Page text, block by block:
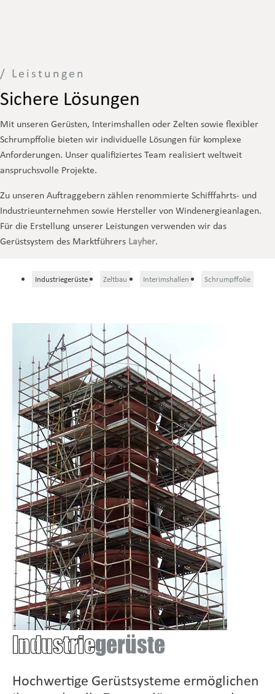
/ Leistungen
Sichere Lösungen
Mit unseren Gerüsten, Interimshallen oder Zelten sowie flexibler
Schrumpffolie bieten wir individuelle Lösungen für komplexe
Anforderungen. Unser qualifiziertes Team realisiert weltweit
anspruchsvolle Projekte.
Zu unseren Auftraggebern zählen renommierte Schifffahrts- und
Industrieunternehmen sowie Hersteller von Windenergieanlagen.
Für die Erstellung unserer Leistungen verwenden wir das
Gerüstsystem des Marktführers Layher.
Industriegerüste Zeltbau Interimshallen Schrumpffolie
Industriegerüste
Hochwertige Gerüstsysteme ermöglichen